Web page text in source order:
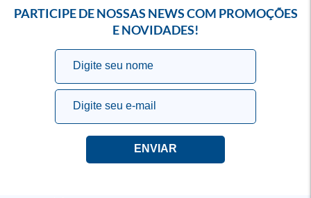
PARTICIPE DE NOSSAS NEWS COM PROMOÇÕES
E NOVIDADES!